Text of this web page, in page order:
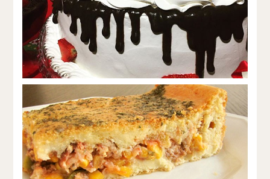
gastar muito. Parte III
Receita: Torta de liquidificador feita
com água.